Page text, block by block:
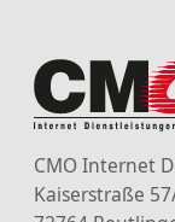
CMO Internet
Kaiserstraße